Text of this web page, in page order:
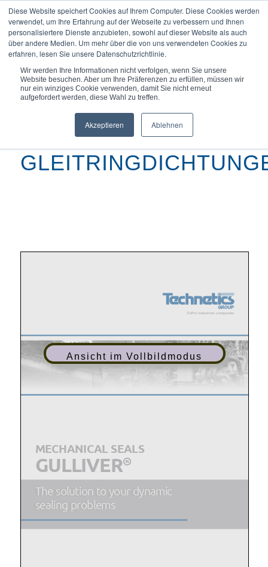
Diese Website speichert Cookies auf Ihrem Computer. Diese Cookies werden
verwendet, um Ihre Erfahrung auf der Webseite zu verbessern und Ihnen
personalisiertere Dienste anzubieten, sowohl auf dieser Website als auch
über andere Medien. Um mehr über die von uns verwendeten Cookies zu
erfahren, lesen Sie unsere Datenschutzrichtlinie.
Wir werden Ihre Informationen nicht verfolgen, wenn Sie unsere
Website besuchen. Aber um Ihre Präferenzen zu erfüllen, müssen wir
nur ein winziges Cookie verwenden, damit Sie nicht erneut
aufgefordert werden, diese Wahl zu treffen.
Akzeptieren Ablehnen
Du bist hier: Startseite / GULLIVER® Gleitringdichtungen
GULLIVER®
Ansicht im Vollbildmodus